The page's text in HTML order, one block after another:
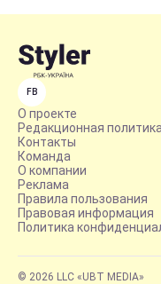
FB
О проекте
Редакционная
Контакты
Команда
О компании
Реклама
Правила пользования
Правовая информация
Политика
© 2026 LLC «UBT MEDIA»